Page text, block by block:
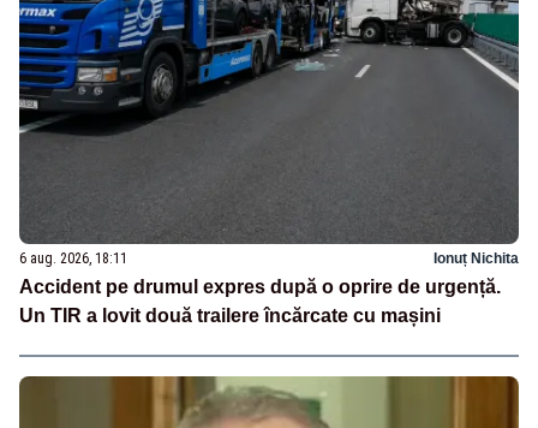
6 aug. 2026, 18:11 Ionuț Nichita
Accident pe drumul expres după o oprire de urgență.
Un TIR a lovit două trailere încărcate cu mașini